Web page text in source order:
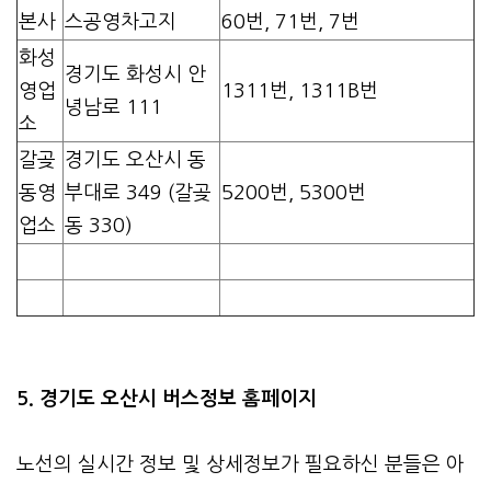
본사 스공영차고지
60번, 71번, 7번
화성
영업
소
경기도 화성시 안
녕남로 111
1311번, 1311B번
갈곶
동영
업소
경기도 오산시 동
부대로 349 (갈곶
동 330)
5200번, 5300번
5. 경기도 오산시 버스정보 홈페이지
​노선의 실시간 정보 및 상세정보가 필요하신 분들은 아